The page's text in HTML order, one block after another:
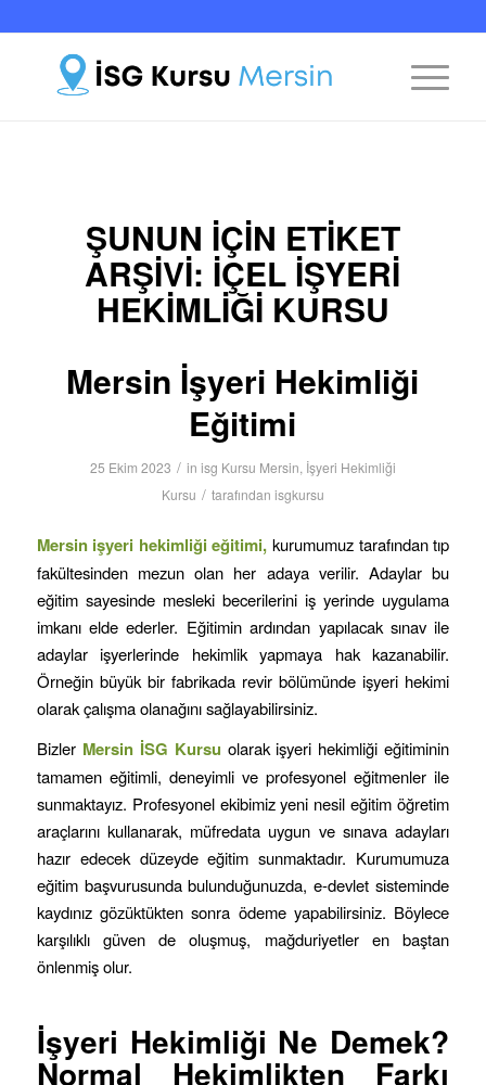
ŞUNUN IÇIN ETIKET
ARŞIVI: İÇEL IŞYERI
HEKIMLIĞI KURSU
Mersin İşyeri Hekimliği
Eğitimi
25 Ekim 2023 / in isg Kursu Mersin, İşyeri Hekimliği
Kursu / tarafından isgkursu
Mersinişyeri hekimliği eğitimi, kurumumuz tarafından tıp
fakültesinden mezun olan her adaya verilir. Adaylar bu
eğitim sayesinde mesleki becerilerini iş yerinde uygulama
imkanı elde ederler. Eğitimin ardından yapılacak sınav ile
adaylar işyerlerinde hekimlik yapmaya hak kazanabilir.
Örneğin büyük bir fabrikada revir bölümünde işyeri hekimi
olarak çalışma olanağını sağlayabilirsiniz.
Bizler MersinİSG Kursu olarak işyeri hekimliği eğitiminin
tamamen eğitimli, deneyimli ve profesyonel eğitmenler ile
sunmaktayız. Profesyonel ekibimiz yeni nesil eğitim öğretim
araçlarını kullanarak, müfredata uygun ve sınava adayları
hazır edecek düzeyde eğitim sunmaktadır. Kurumumuza
eğitim başvurusunda bulunduğunuzda, e-devlet sisteminde
kaydınız gözüktükten sonra ödeme yapabilirsiniz. Böylece
karşılıklı güven de oluşmuş, mağduriyetler en baştan
önlenmiş olur.
İşyeri Hekimliği Ne Demek?
Normal Hekimlikten Farkı